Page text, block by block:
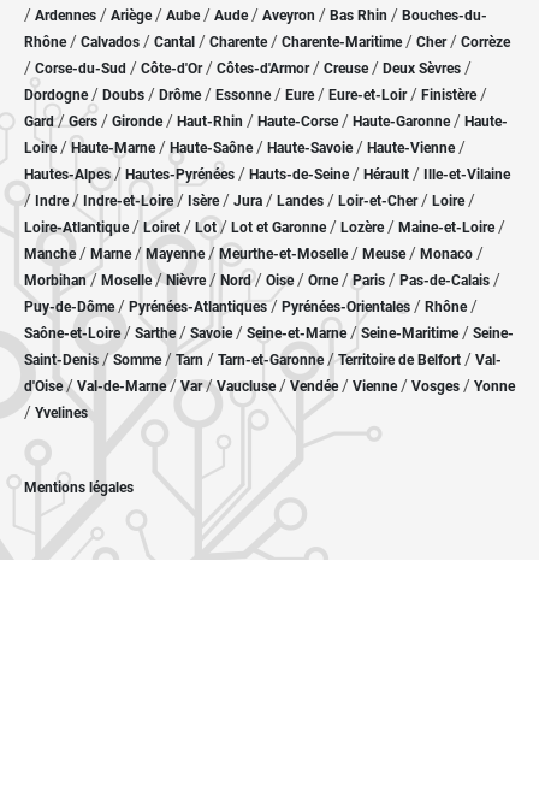
/ Ardennes / Ariège/ Aube/ Aude / Aveyron / Bas Rhin / Bouches-du-
Rhône/ Calvados / Cantal / Charente / Charente-Maritime/ Cher / Corrèze
/ Corse-du-Sud / Côte-d'Or / Côtes-d'Armor/ Creuse/ Deux Sèvres /
Dordogne/ Doubs / Drôme/ Essonne / Eure/ Eure-et-Loir / Finistère/
Gard/Gers / Gironde/ Haut-Rhin / Haute-Corse/ Haute-Garonne/ Haute-
Loire/Haute-Marne/ Haute-Saône/ Haute-Savoie/ Haute-Vienne/
Hautes-Alpes/ Hautes-Pyrénées / Hauts-de-Seine/ Hérault / Ille-et-Vilaine
/ Indre/ Indre-et-Loire/ Isère/ Jura / Landes / Loir-et-Cher/ Loire/
Loire-Atlantique/ Loiret / Lot/ Lot et Garonne/ Lozère / Maine-et-Loire/
Manche/ Marne/ Mayenne/ Meurthe-et-Moselle/ Meuse/ Monaco /
Morbihan/ Moselle/ Nièvre / Nord/ Oise / Orne/Paris / Pas-de-Calais /
Puy-de-Dôme/ Pyrénées-Atlantiques / Pyrénées-Orientales / Rhône/
Saône-et-Loire/ Sarthe/ Savoie/ Seine-et-Marne/ Seine-Maritime/ Seine-
Saint-Denis /Somme/ Tarn / Tarn-et-Garonne/Territoire de Belfort / Val-
d'Oise/ Val-de-Marne/Var/Vaucluse/ Vendée/ Vienne/ Vosges / Yonne
/ Yvelines
Mentions légales